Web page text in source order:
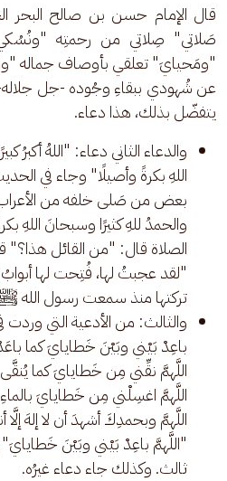
قال الإمام حسن بن صالح البحر
صَلاتي" صِلاتي من رحمتِه
"ومَحيايَ" تعلقي بأوصاف جماله
عن شُهودي ببقاءِ وجُوده -جل
يتفضّل بذلك، هذا دعاء.
والدعاء الثاني دعاء: "اللهُ أكبرُ
اللهِ بكرةً وأصيلًا" وجاء في
بعض من صَلى خلفه من الأعراب
والحمدُ للهِ كثيرًا وسبحانَ اللهِ
الصلاة قال: "من القائل هذا؟"
"لقد عجبتُ لها، فُتِحت لها
تركتها منذ سمعت رسول الله
والثالث: من الأدعية التي وردت
باعِدْ بَيْني وبَيْنَ خَطايايَ كما
اللَّهمَّ نقِّني مِن خَطايايَ كما
اللَّهمَّ اغسِلْني مِن خَطايايَ
اللَّهمَّ وبحمدِكَ أشهدَ أن لا إلهَ
"اللَّهمَّ باعِدْ بَيْني وبَيْنَ خَطايايَ"
ثالث. وكذلك جاء دعاء غيرُه.